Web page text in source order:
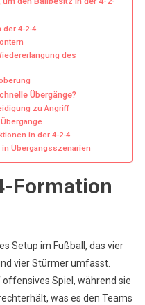
4-2-4
des
Übergänge?
zu Angriff
in der 4-2-4
Übergangsszenarien
Formation
Setup im Fußball, das vier
vier Stürmer umfasst.
Spiel, während sie
was es den Teams